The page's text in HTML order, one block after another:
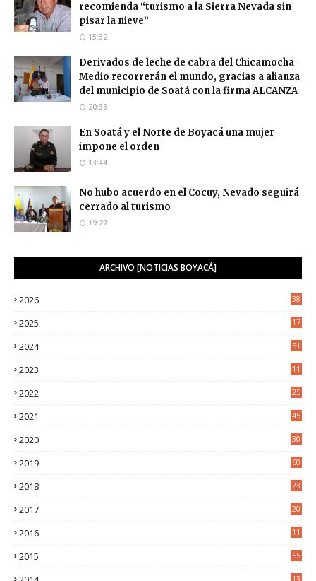
recomienda “turismo a la Sierra Nevada sin
pisar la nieve”
15:32
Derivados de leche de cabra del Chicamocha
Medio recorrerán el mundo, gracias a alianza
del municipio de Soatá con la firma ALCANZA
20:38
En Soatá y el Norte de Boyacá una mujer
impone el orden
13:44
No hubo acuerdo en el Cocuy, Nevado seguirá
cerrado al turismo
19:27
ARCHIVO [NOTICIAS BOYACÁ]
2026 38
2025
17
2024 51
2023
11
2022
25
2021
45
2020
30
2019 60
2018
23
2017
20
2016
11
2015 55
13